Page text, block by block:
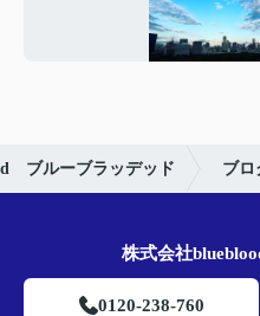
ブルーブラッデッド ブロ
株式会社
0120-238-760